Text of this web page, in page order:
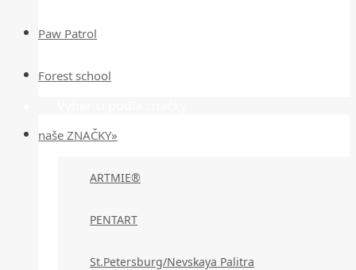
Paw Patrol
Forest school
naše ZNAČKY»
ARTMIE®
PENTART
St.Petersburg/Nevskaya Palitra